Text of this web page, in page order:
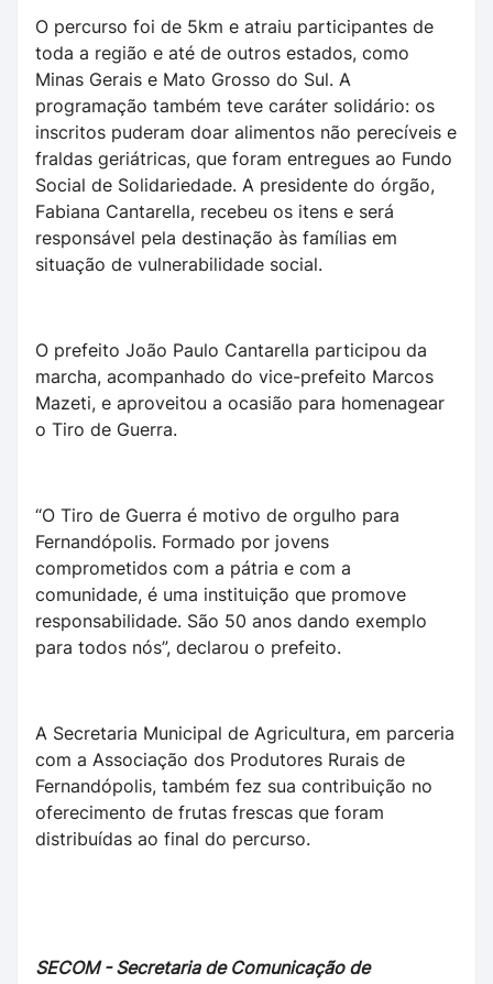
O percurso foi de 5km e atraiu participantes de
toda a região e até de outros estados, como
Minas Gerais e Mato Grosso do Sul. A
programação também teve caráter solidário: os
inscritos puderam doar alimentos não perecíveis e
fraldas geriátricas, que foram entregues ao Fundo
Social de Solidariedade. A presidente do órgão,
Fabiana Cantarella, recebeu os itens e será
responsável pela destinação às famílias em
situação de vulnerabilidade social.
O prefeito João Paulo Cantarella participou da
marcha, acompanhado do vice-prefeito Marcos
Mazeti, e aproveitou a ocasião para homenagear
o Tiro de Guerra.
“O Tiro de Guerra é motivo de orgulho para
Fernandópolis. Formado por jovens
comprometidos com a pátria e com a
comunidade, é uma instituição que promove
responsabilidade. São 50 anos dando exemplo
para todos nós”, declarou o prefeito.
A Secretaria Municipal de Agricultura, em parceria
com a Associação dos Produtores Rurais de
Fernandópolis, também fez sua contribuição no
oferecimento de frutas frescas que foram
distribuídas ao final do percurso.
SECOM - Secretaria de Comunicação de